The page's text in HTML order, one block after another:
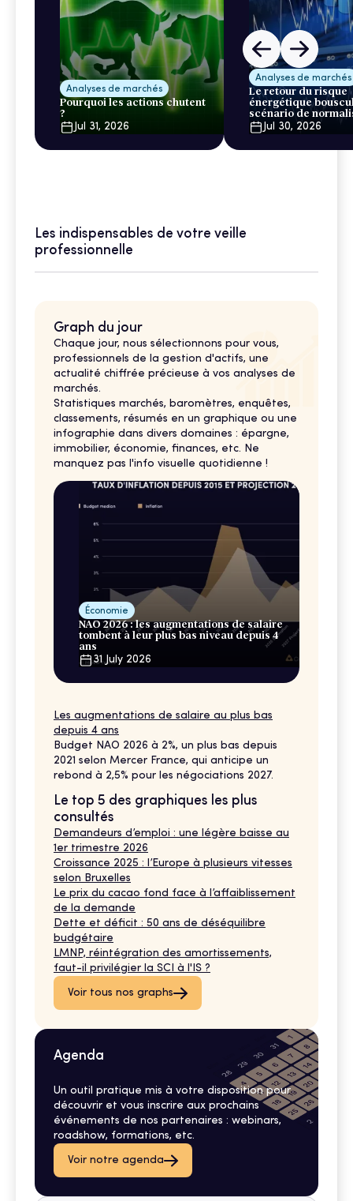
Analyses de marchés
Pourquoi les actions chutent
?
Jul 31, 2026
Analyses de marchés
Le retour du risque
énergétique
scénario de
Jul 30, 2026
Les indispensables de votre veille
professionnelle
Graph du jour
Chaque jour, nous sélectionnons pour vous,
professionnels de la gestion d'actifs, une
actualité chiffrée précieuse à vos analyses de
marchés.
Statistiques marchés, baromètres, enquêtes,
classements, résumés en un graphique ou une
infographie dans divers domaines : épargne,
immobilier, économie, finances, etc. Ne
manquez pas l'info visuelle quotidienne !
Économie
NAO 2026 : les augmentations de salaire
tombent à leur plus bas niveau depuis 4
ans
31 July 2026
Les augmentations de salaire au plus bas
depuis 4 ans
Budget NAO 2026 à 2%, un plus bas depuis
2021 selon Mercer France, qui anticipe un
rebond à 2,5% pour les négociations 2027.
Le top 5 des graphiques les plus
consultés
Demandeurs d’emploi : une légère baisse au
1er trimestre 2026
Croissance 2025 : l’Europe à plusieurs vitesses
selon Bruxelles
Le prix du cacao fond face à l’affaiblissement
de la demande
Dette et déficit : 50 ans de déséquilibre
budgétaire
LMNP, réintégration des amortissements,
faut-il privilégier la SCI à l'IS ?
Voir tous nos graphs
Agenda
Un outil pratique mis à votre disposition pour
découvrir et vous inscrire aux prochains
événements de nos partenaires : webinars,
roadshow, formations, etc.
Voir notre agenda